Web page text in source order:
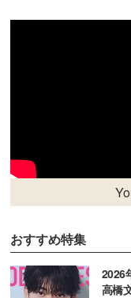
おすすめ特集
2026
高橋